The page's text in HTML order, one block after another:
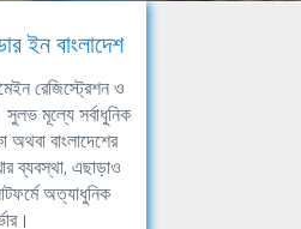
ইন বাংলাদেশ
রেজিস্ট্রেশন ও
মূল্যে সর্বাধুনিক
অথবা বাংলাদেশের
ব্যবস্থা, এছাড়াও
অত্যাধুনিক